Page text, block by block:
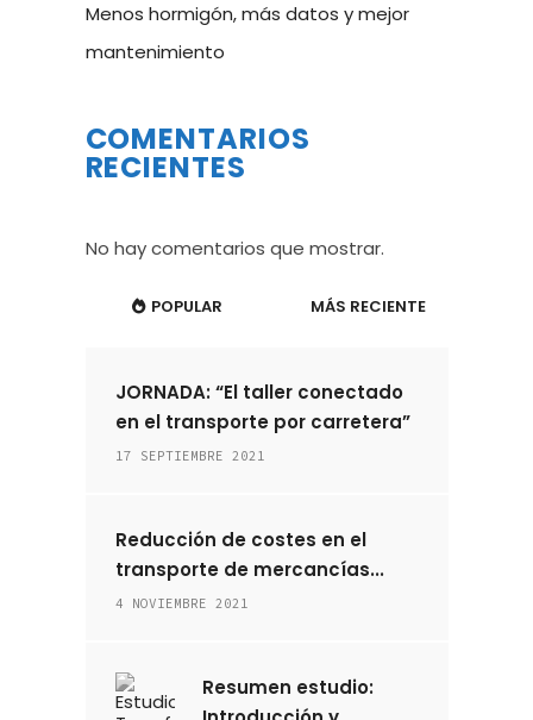
Menos hormigón, más datos y mejor
mantenimiento
COMENTARIOS
RECIENTES
No hay comentarios que mostrar.
POPULAR MÁS RECIENTE
JORNADA: “El taller conectado
en el transporte por carretera”
17 SEPTIEMBRE 2021
Reducción de costes en el
transporte de mercancías...
4 NOVIEMBRE 2021
Resumen estudio: